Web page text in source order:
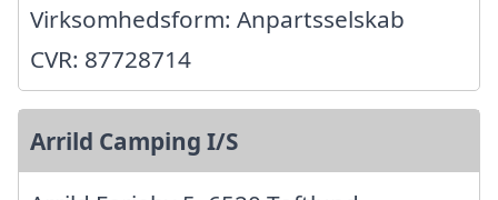
Virksomhedsform: Anpartsselskab
CVR: 87728714
Arrild Camping I/S